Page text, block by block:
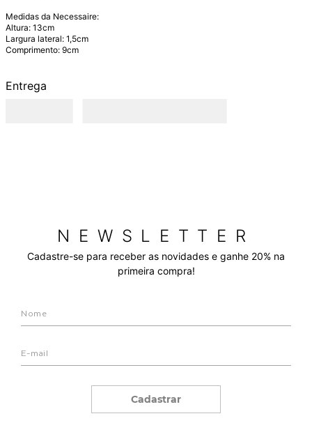
Medidas da Necessaire:
Altura: 13cm
Largura lateral: 1,5cm
Comprimento: 9cm
Entrega
NEWSLETTER
Cadastre-se para receber as novidades e ganhe 20% na
primeira compra!
Cadastrar